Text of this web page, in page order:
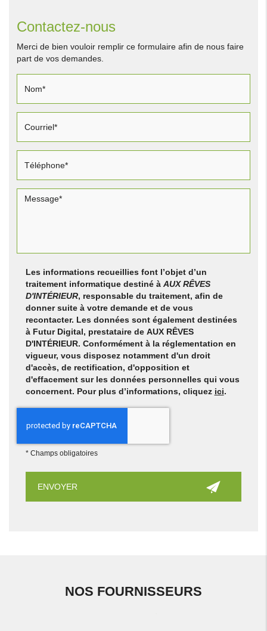
Contactez-nous
Merci de bien vouloir remplir ce formulaire afin de nous faire
part de vos demandes.
Les informations recueillies font l’objet d’un
traitement informatique destiné àAUX RÊVES
D'INTÉRIEUR, responsable du traitement, afin de
donner suite à votre demande et de vous
recontacter. Les données sont également destinées
à Futur Digital, prestataire de AUX RÊVES
D'INTÉRIEUR. Conformément à la réglementation en
vigueur, vous disposez notamment d'un droit
d'accès, de rectification, d'opposition et
d'effacement sur les données personnelles qui vous
concernent. Pour plus d’informations, cliquez ici.
* Champs obligatoires
NOS FOURNISSEURS